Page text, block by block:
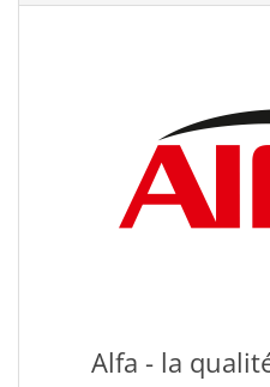
Alfa - la